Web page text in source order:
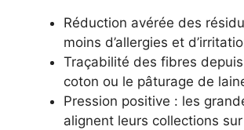
Réduction avérée des
moins d’allergies et
Traçabilité des fibres
coton ou le pâturage de
Pression positive : les
alignent leurs collections